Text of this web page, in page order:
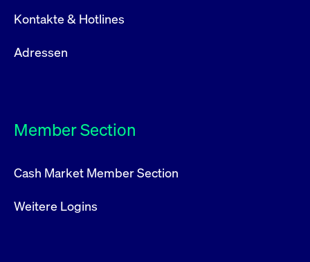
Kontakte & Hotlines
Adressen
Member Section
Cash Market Member Section
Weitere Logins